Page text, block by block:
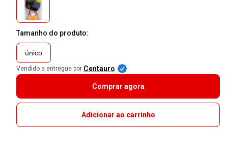
Tamanho do produto:
único
Vendido e entregue por Centauro
Comprar agora
Adicionar ao carrinho